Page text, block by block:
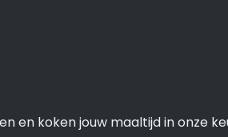
en koken jouw maaltijd in onze